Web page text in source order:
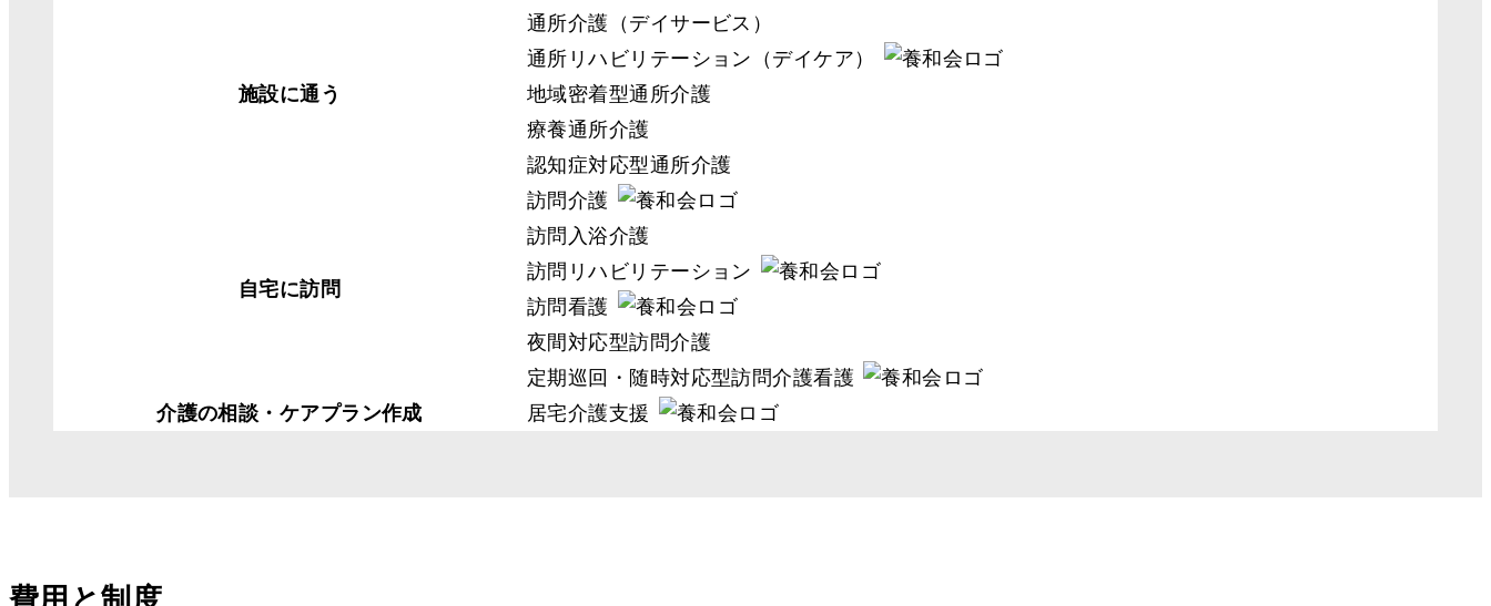
施設に通う
通所介護（デイサービス）
通所リハビリテーション（デイケア）
地域密着型通所介護
療養通所介護
認知症対応型通所介護
自宅に訪問
訪問介護
訪問入浴介護
訪問リハビリテーション
訪問看護
夜間対応型訪問介護
定期巡回・随時対応型訪問介護看護
介護の相談・ケアプラン作成
居宅介護支援